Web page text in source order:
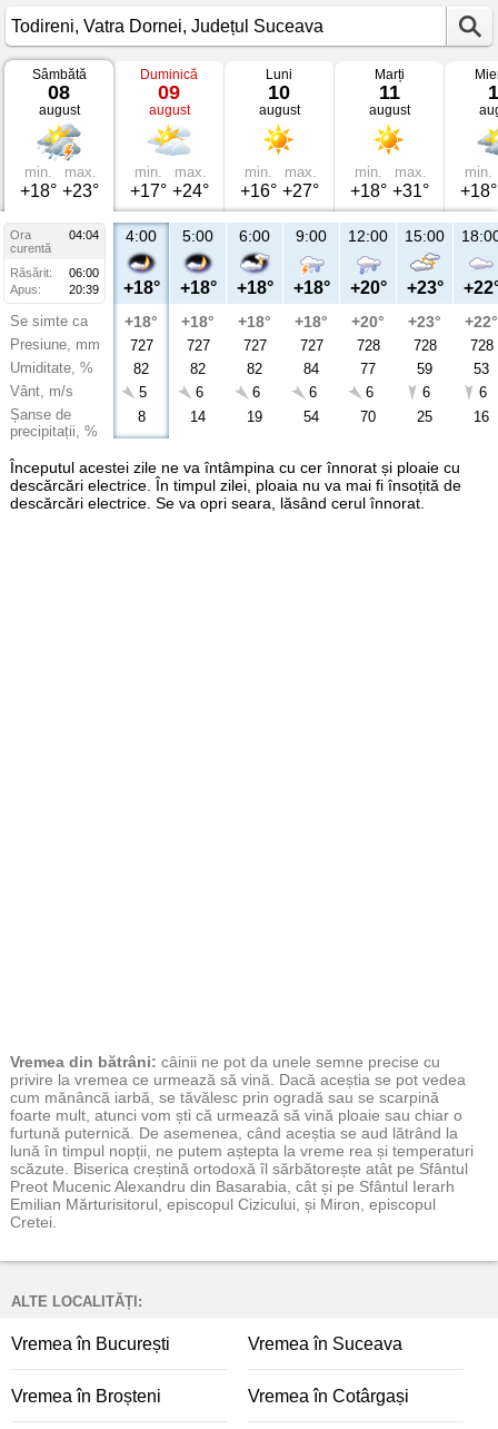
Vremea
Todireni
Vatra
Dornei,
Județul
Suceava
Sâmbătă
08
august
min.
+18°
max.
+23°
Duminică
09
august
min.
+17°
max.
+24°
Luni
10
august
min.
+16°
max.
+27°
Marți
11
august
min.
+18°
max.
+31°
min.
+18°
Ora
04:04
curentă
Răsărit:
06:00
Apus:
20:39
Se simte ca
Presiune, mm
Umiditate, %
Vânt, m/s
Șanse de
precipitații, %
4:00
+18°
+18°
727
82
5
8
5:00
+18°
+18°
727
82
6
14
6:00
+18°
+18°
727
82
6
19
9:00
+18°
+18°
727
84
6
54
12:00
+20°
+20°
728
77
6
70
15:00
+23°
+23°
728
59
6
25
+22°
728
53
6
16
Începutul acestei zile ne va întâmpina cu cer înnorat și ploaie cu
descărcări electrice. În timpul zilei, ploaia nu va mai fi însoțită de
descărcări electrice. Se va opri seara, lăsând cerul înnorat.
Vremea din bătrâni: câinii ne pot da unele semne precise cu
privire la vremea ce urmează să vină. Dacă aceștia se pot vedea
cum mănâncă iarbă, se tăvălesc prin ogradă sau se scarpină
foarte mult, atunci vom ști că urmează să vină ploaie sau chiar o
furtună puternică. De asemenea, când aceștia se aud lătrând la
lună în timpul nopții, ne putem aștepta la vreme rea și temperaturi
scăzute. Biserica creștină ortodoxă îl sărbătorește atât pe Sfântul
Preot Mucenic Alexandru din Basarabia, cât și pe Sfântul Ierarh
Emilian Mărturisitorul, episcopul Cizicului, și Miron, episcopul
Cretei.
ALTE LOCALITĂȚI:
Vremea în București Vremea în Suceava
Vremea în Broșteni Vremea în Cotârgași